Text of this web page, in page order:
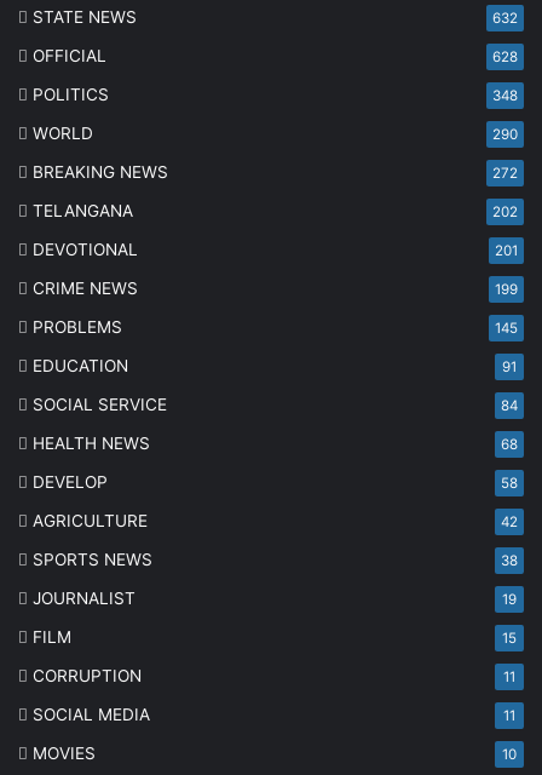
STATE NEWS 632
OFFICIAL 628
POLITICS 348
WORLD 290
BREAKING NEWS 272
TELANGANA 202
DEVOTIONAL 201
CRIME NEWS 199
PROBLEMS 145
EDUCATION 91
SOCIAL SERVICE 84
HEALTH NEWS 68
DEVELOP 58
AGRICULTURE 42
SPORTS NEWS 38
JOURNALIST 19
FILM 15
CORRUPTION 11
SOCIAL MEDIA 11
MOVIES 10